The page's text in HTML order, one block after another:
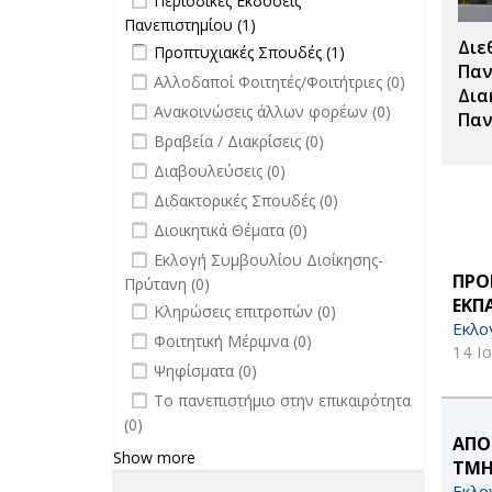
14
Πανεπιστημίου filter
Πανεπιστημίου (1)
Εκδόσεις
Πανεπιστημίου filter
Apply Προπτυχιακές Σπουδές filter
Προπτυχιακές Σπουδές (1)
Σπουδές filter
undefined
Αλλοδαποί Φοιτητές/Φοιτήτριες (0)
undefined
Ανακοινώσεις άλλων φορέων (0)
undefined
Βραβεία / Διακρίσεις (0)
undefined
Διαβουλεύσεις (0)
undefined
Διδακτορικές Σπουδές (0)
undefined
Διοικητικά Θέματα (0)
undefined
Εκλογή Συμβουλίου Διοίκησης-
Πρύτανη (0)
undefined
Κληρώσεις επιτροπών (0)
undefined
Φοιτητική Μέριμνα (0)
undefined
Ψηφίσματα (0)
undefined
Το πανεπιστήμιο στην επικαιρότητα
(0)
Show more